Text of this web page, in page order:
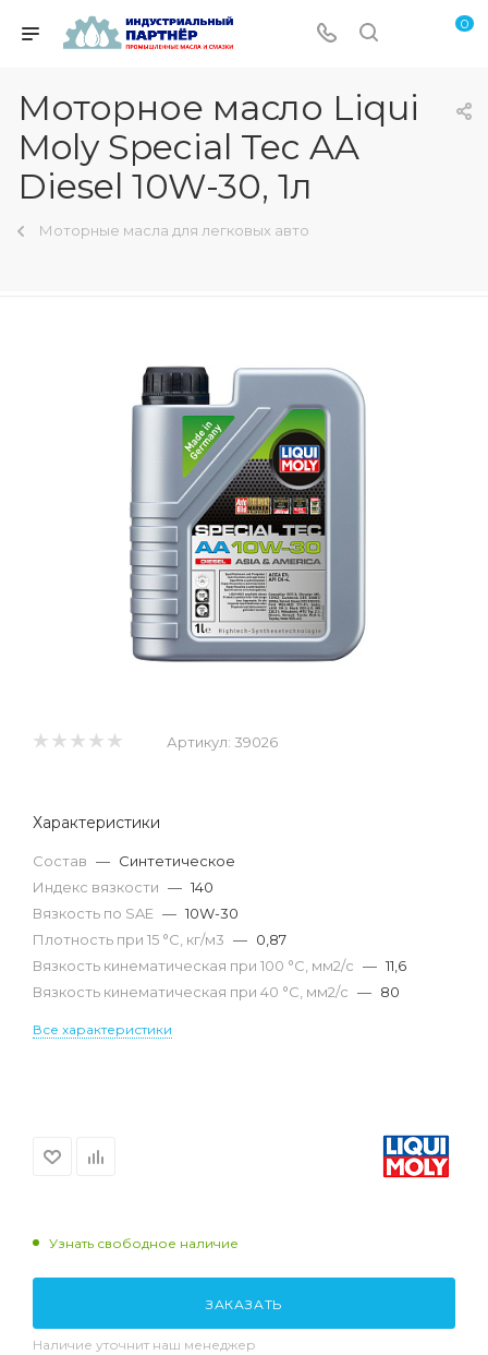
0
Моторное масло Liqui
Moly Special Tec AA
Diesel 10W-30, 1л
Моторные масла для легковых авто
Артикул: 39026
Характеристики
Состав — Синтетическое
Индекс вязкости — 140
Вязкость по SAE — 10W-30
Плотность при 15 °С, кг/м3 — 0,87
Вязкость кинематическая при 100 °С, мм2/с — 11,6
Вязкость кинематическая при 40 °С, мм2/с — 80
Все характеристики
Узнать свободное наличие
ЗАКАЗАТЬ
Наличие уточнит наш менеджер